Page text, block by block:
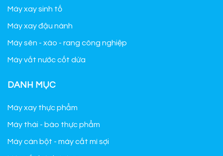
Máy xay sinh tố
Máy xay đậu nành
Máy sên - xào - rang công nghiệp
Máy vắt nước cốt dừa
DANH MỤC
Máy xay thực phẩm
Máy thái - bào thực phẩm
Máy cán bột - máy cắt mì sợi